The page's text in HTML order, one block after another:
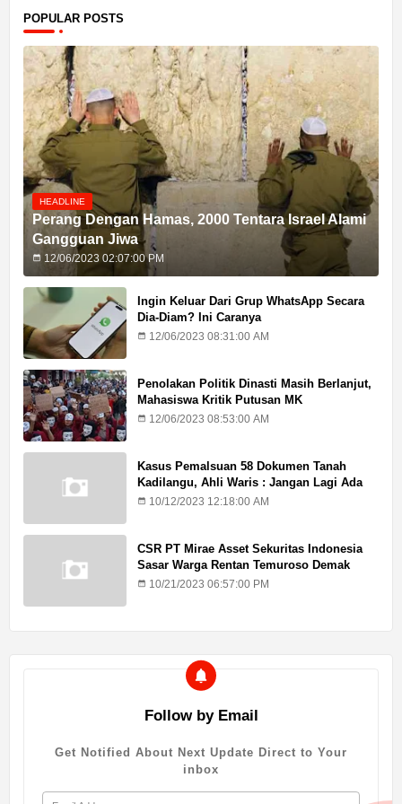
POPULAR POSTS
HEADLINE
Perang Dengan Hamas, 2000 Tentara Israel Alami
Gangguan Jiwa
12/06/2023 02:07:00 PM
Ingin Keluar Dari Grup WhatsApp Secara
Dia-Diam? Ini Caranya
12/06/2023 08:31:00 AM
Penolakan Politik Dinasti Masih Berlanjut,
Mahasiswa Kritik Putusan MK
12/06/2023 08:53:00 AM
Kasus Pemalsuan 58 Dokumen Tanah
Kadilangu, Ahli Waris : Jangan Lagi Ada
Penundaan Hukuman
10/12/2023 12:18:00 AM
CSR PT Mirae Asset Sekuritas Indonesia
Sasar Warga Rentan Temuroso Demak
10/21/2023 06:57:00 PM
Follow by Email
Get Notified About Next Update Direct to Your
inbox